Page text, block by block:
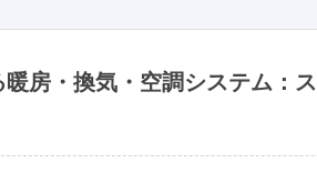
房・換気・空調システム：